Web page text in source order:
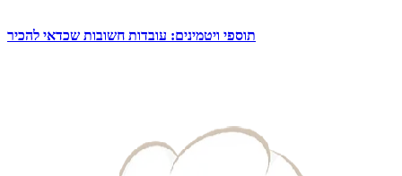
תוספי ויטמינים: עובדות חשובות שכדאי להכיר